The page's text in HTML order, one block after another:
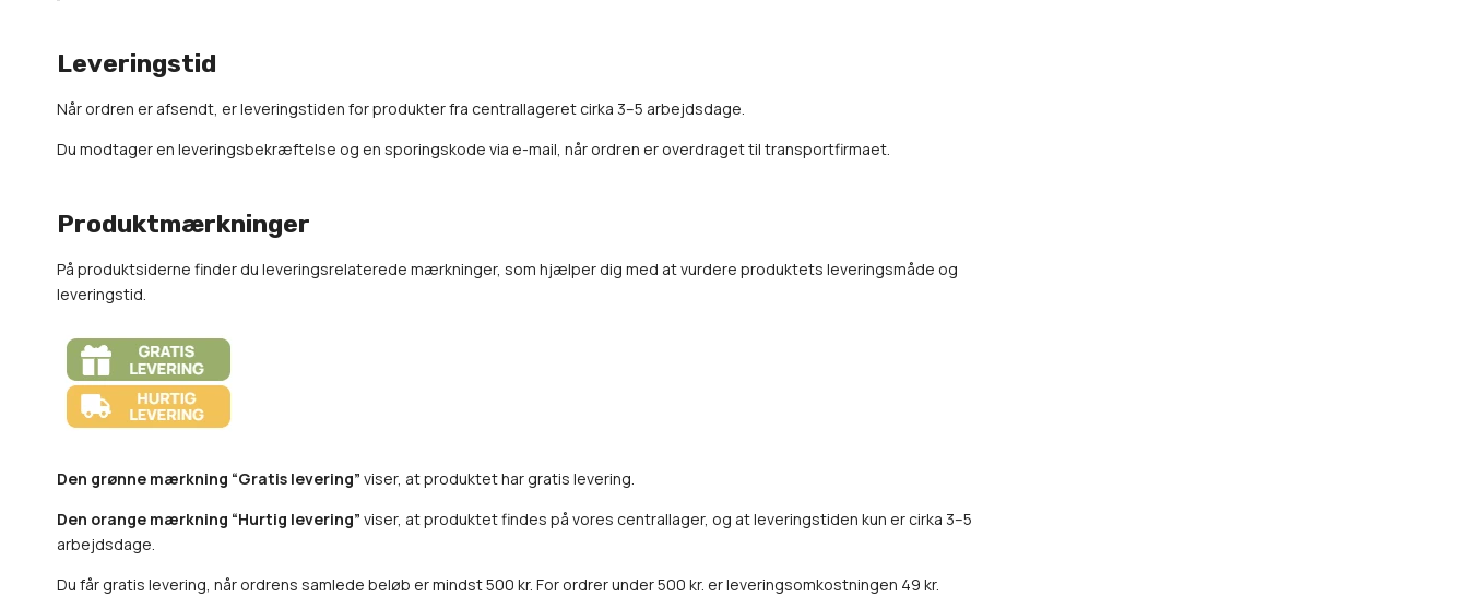
Leveringstid
Når ordren er afsendt, er leveringstiden for produkter fra centrallageret cirka 3–5 arbejdsdage.
Du modtager en leveringsbekræftelse og en sporingskode via e-mail, når ordren er overdraget til transportfirmaet.
Produktmærkninger
På produktsiderne finder du leveringsrelaterede mærkninger, som hjælper dig med at vurdere produktets leveringsmåde og
leveringstid.
Den grønne mærkning “Gratis levering” viser, at produktet har gratis levering.
Den orange mærkning “Hurtig levering” viser, at produktet findes på vores centrallager, og at leveringstiden kun er cirka 3–5
arbejdsdage.
Du får gratis levering, når ordrens samlede beløb er mindst 500 kr. For ordrer under 500 kr. er leveringsomkostningen 49 kr.